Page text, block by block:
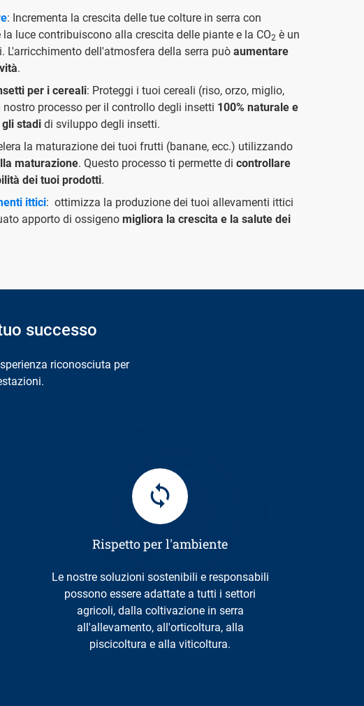
: Incrementa la crescita delle tue colture in serra con
la luce contribuiscono alla crescita delle piante e la CO2 è un
L'arricchimento dell'atmosfera della serra puòaumentare
.
per i cereali: Proteggi i tuoi cereali (riso, orzo, miglio,
nostro processo per il controllo degli insetti 100% naturale e
stadi di sviluppo degli insetti.
la maturazione dei tuoi frutti (banane, ecc.) utilizzando
maturazione. Questo processo ti permette dicontrollare
dei tuoi prodotti.
ittici: ottimizza la produzione dei tuoi allevamenti ittici
apporto di ossigenomigliora la crescita e la salute dei
successo
riconosciuta per
Rispetto per l'ambiente
Le nostre soluzioni sostenibili e responsabili
possono essere adattate a tutti i settori
agricoli, dalla coltivazione in serra
all'allevamento, all'orticoltura, alla
piscicoltura e alla viticoltura.